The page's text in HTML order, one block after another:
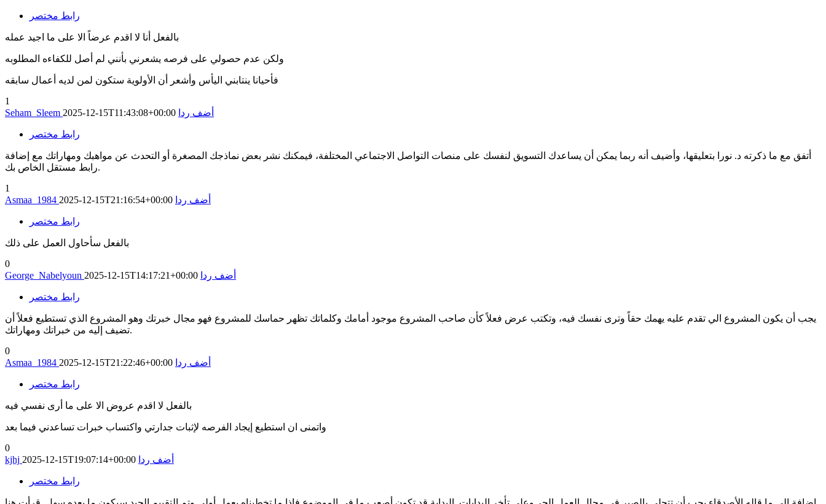
رابط مختصر
بالفعل أنا لا اقدم عرضاً الا على ما اجيد عمله
ولكن عدم حصولي على فرصه يشعرني بأنني لم أصل للكفاءه المطلوبه
فأحيانا ينتابني اليأس وأشعر أن الأولوية ستكون لمن لديه أعمال سابقه
1
Seham_Sleem 2025-12-15T11:43:08+00:00 أضف ردا
رابط مختصر
أتفق مع ما ذكرته د. نورا بتعليقها، وأضيف أنه ربما يمكن أن يساعدك التسويق لنفسك على منصات التواصل الاجتماعي المختلفة، فيمكنك نشر بعض نماذجك المصغرة أو التحدث عن مواهبك ومهاراتك مع إضافة
رابط مستقل الخاص بك.
1
Asmaa_1984 2025-12-15T21:16:54+00:00 أضف ردا
رابط مختصر
بالفعل سأحاول العمل على ذلك
0
George_Nabelyoun 2025-12-15T14:17:21+00:00 أضف ردا
رابط مختصر
يجب أن يكون المشروع الي تقدم عليه يهمك حقاً وترى نفسك فيه، وتكتب عرض فعلاً كأن صاحب المشروع موجود أمامك وكلماتك تظهر حماسك للمشروع فهو مجال خبرتك وهو المشروع الذي تستطيع فعلاً أن
تضيف إليه من خبراتك ومهاراتك.
0
Asmaa_1984 2025-12-15T21:22:46+00:00 أضف ردا
رابط مختصر
بالفعل لا اقدم عروض الا على ما أرى نفسي فيه
واتمنى ان استطيع إيجاد الفرصه لإثبات جدارتي واكتساب خبرات تساعدني فيما بعد
0
kjhj 2025-12-15T19:07:14+00:00 أضف ردا
رابط مختصر